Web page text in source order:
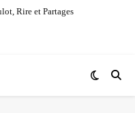
Rire et Partages